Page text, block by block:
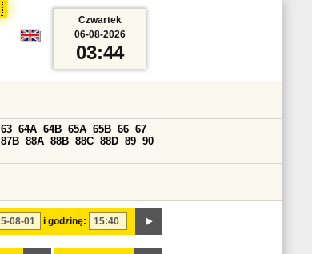
i godzinę:
63 64A 64B 65A 65B 66 67
87B 88A 88B 88C 88D 89 90
Czwartek
06-08-2026
03:44